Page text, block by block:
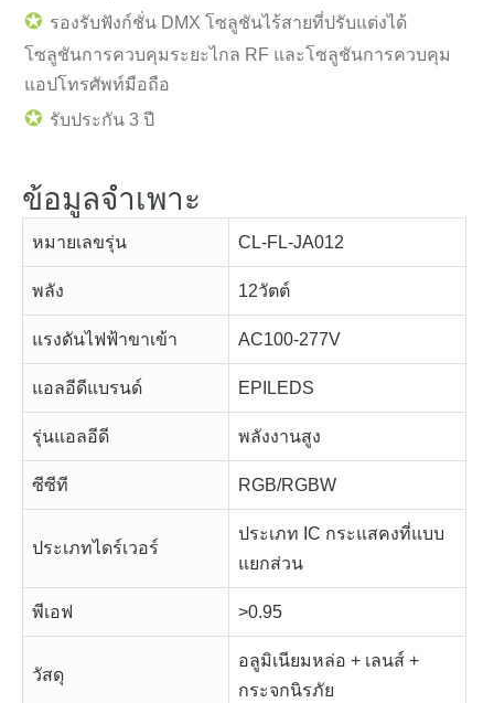
✪ รองรับฟังก์ชั่น DMX โซลูชันไร้สายที่ปรับแต่งได้
โซลูชันการควบคุมระยะไกล RF และโซลูชันการควบคุม
แอปโทรศัพท์มือถือ
✪ รับประกัน 3 ปี
ข้อมูลจำเพาะ
หมายเลขรุ่น CL-FL-JA012
พลัง 12วัตต์
แรงดันไฟฟ้าขาเข้า AC100-277V
แอลอีดีแบรนด์ EPILEDS
รุ่นแอลอีดี พลังงานสูง
ซีซีที RGB/RGBW
ประเภทไดร์เวอร์
ประเภท IC กระแสคงที่แบบ
แยกส่วน
พีเอฟ >0.95
วัสดุ
อลูมิเนียมหล่อ + เลนส์ +
กระจกนิรภัย